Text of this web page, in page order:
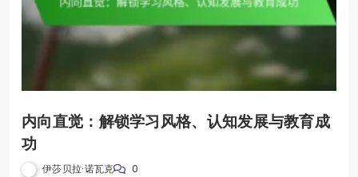
内向直觉：解锁学习风格、认知发展与教育成
功
伊莎贝拉·诺瓦克 0